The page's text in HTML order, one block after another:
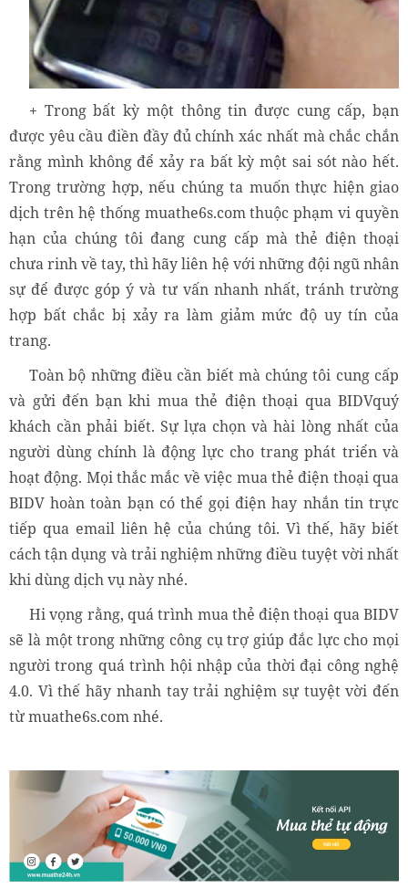
+ Trong bất kỳ một thông tin được cung cấp, bạn
được yêu cầu điền đầy đủ chính xác nhất mà chắc chắn
rằng mình không để xảy ra bất kỳ một sai sót nào hết.
Trong trường hợp, nếu chúng ta muốn thực hiện giao
dịch trên hệ thống muathe6s.com thuộc phạm vi quyền
hạn của chúng tôi đang cung cấp mà thẻ điện thoại
chưa rinh về tay, thì hãy liên hệ với những đội ngũ nhân
sự để được góp ý và tư vấn nhanh nhất, tránh trường
hợp bất chắc bị xảy ra làm giảm mức độ uy tín của
trang.
Toàn bộ những điều cần biết mà chúng tôi cung cấp
và gửi đến bạn khi mua thẻ điện thoại qua BIDVquý
khách cần phải biết. Sự lựa chọn và hài lòng nhất của
người dùng chính là động lực cho trang phát triển và
hoạt động. Mọi thắc mắc về việc mua thẻ điện thoại qua
BIDV hoàn toàn bạn có thể gọi điện hay nhắn tin trực
tiếp qua email liên hệ của chúng tôi. Vì thế, hãy biết
cách tận dụng và trải nghiệm những điều tuyệt vời nhất
khi dùng dịch vụ này nhé.
Hi vọng rằng, quá trình mua thẻ điện thoại qua BIDV
sẽ là một trong những công cụ trợ giúp đắc lực cho mọi
người trong quá trình hội nhập của thời đại công nghệ
4.0. Vì thế hãy nhanh tay trải nghiệm sự tuyệt vời đến
từ muathe6s.com nhé.